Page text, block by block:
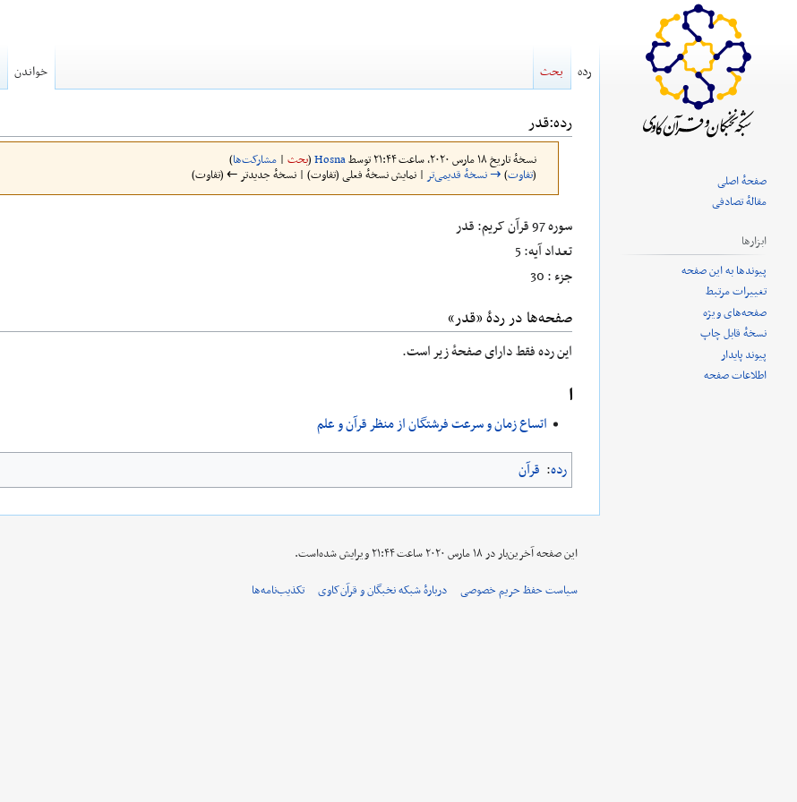
رده:قدر
نسخهٔ تاریخ ‏۱۸ مارس ۲۰۲۰، ساعت ۲۱:۴۴ توسط Hosna
(بحث| مشارکت‌ها)
(تفاوت)→ نسخهٔ قدیمی‌تر| نمایش نسخهٔ فعلی (تفاوت) | نسخهٔ جدیدتر ← (تفاوت)
پرش
به
ناوبری
پرش
به
جستجو
سوره 97 قرآن کریم: قدر
تعداد آیه: 5
جزء : 30
صفحه‌ها در ردهٔ «قدر»
این رده فقط دارای صفحهٔ زیر است.
ا
اتساع زمان و سرعت فرشتگان از منظر قرآن و علم
رده: قرآن
رده بحث خواندن
صفحهٔ اصلی
مقالهٔ تصادفی
ابزارها
پیوندها به این صفحه
تغییرات مرتبط
صفحه‌های ویژه
نسخهٔ قابل چاپ
پیوند پایدار
اطلاعات صفحه
این صفحه آخرین‌بار در ‏۱۸ مارس ۲۰۲۰ ساعت ‏۲۱:۴۴ ویرایش شده‌است.
سیاست حفظ حریم خصوصی
دربارهٔ شبکه نخبگان و قرآن‌کاوی تکذیب‌نامه‌ها